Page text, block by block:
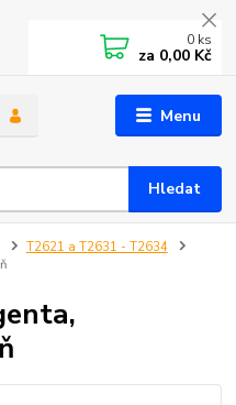
Menu
Hledat
0 ks
za 0,00 Kč
T2621 a T2631 - T2634